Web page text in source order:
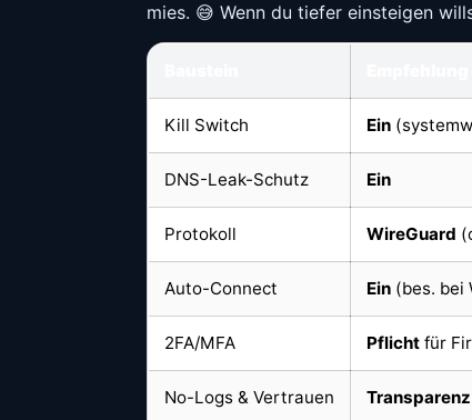
mies. 😅 Wenn du tiefer einsteigen
Kill Switch Ein
DNS-Leak-Schutz Ein
Protokoll WireGuard
Auto-Connect Ein (bes. bei
2FA/MFA Pflicht für
No-Logs & Vertrauen Transparenz